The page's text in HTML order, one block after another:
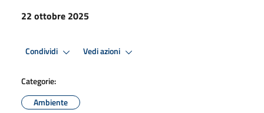
22 ottobre 2025
Condividi Vedi azioni
Categorie:
Ambiente